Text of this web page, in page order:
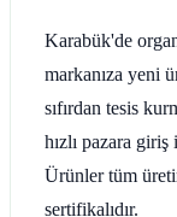
Karabük'de
markanıza yeni
sıfırdan tesis
hızlı pazara
Ürünler tüm
sertifikalıdır.